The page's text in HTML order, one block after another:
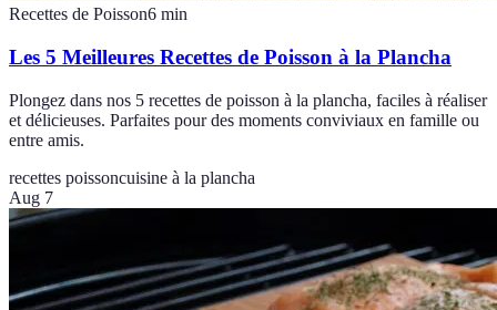
Recettes de Poisson6 min
Les 5 Meilleures Recettes de Poisson à la Plancha
Plongez dans nos 5 recettes de poisson à la plancha, faciles à réaliser
et délicieuses. Parfaites pour des moments conviviaux en famille ou
entre amis.
recettes poissoncuisine à la plancha
Aug 7